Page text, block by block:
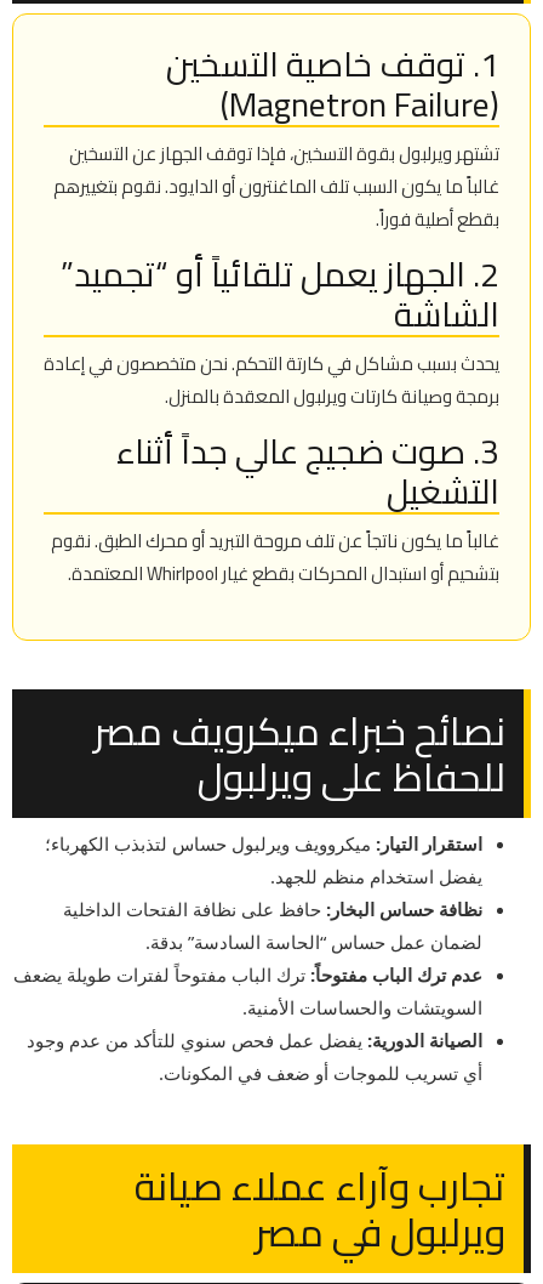
1. توقف خاصية التسخين
(Magnetron Failure)
تشتهر ويرلبول بقوة التسخين، فإذا توقف الجهاز عن التسخين
غالباً ما يكون السبب تلف الماغنترون أو الدايود. نقوم بتغييرهم
بقطع أصلية فوراً.
2. الجهاز يعمل تلقائياً أو “تجميد”
الشاشة
يحدث بسبب مشاكل في كارتة التحكم. نحن متخصصون في إعادة
برمجة وصيانة كارتات ويرلبول المعقدة بالمنزل.
3. صوت ضجيج عالي جداً أثناء
التشغيل
غالباً ما يكون ناتجاً عن تلف مروحة التبريد أو محرك الطبق. نقوم
بتشحيم أو استبدال المحركات بقطع غيار Whirlpool المعتمدة.
نصائح خبراء ميكرويف مصر
للحفاظ على ويرلبول
استقرار التيار: ميكروويف ويرلبول حساس لتذبذب الكهرباء؛
يفضل استخدام منظم للجهد.
نظافة حساس البخار: حافظ على نظافة الفتحات الداخلية
لضمان عمل حساس “الحاسة السادسة” بدقة.
عدم ترك الباب مفتوحاً: ترك الباب مفتوحاً لفترات طويلة يضعف
السويتشات والحساسات الأمنية.
الصيانة الدورية: يفضل عمل فحص سنوي للتأكد من عدم وجود
أي تسريب للموجات أو ضعف في المكونات.
تجارب وآراء عملاء صيانة
ويرلبول في مصر